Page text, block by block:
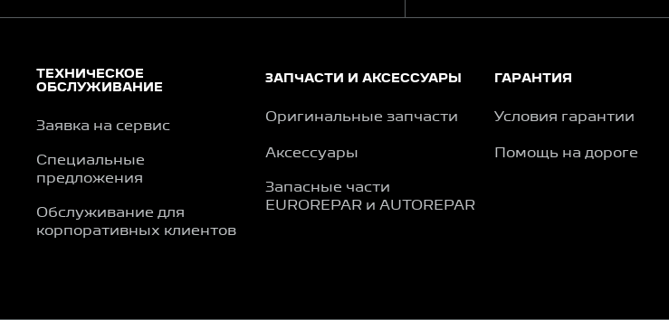
ТЕХНИЧЕСКОЕ
ОБСЛУЖИВАНИЕ
Заявка на сервис
Специальные
предложения
Обслуживание для
корпоративных клиентов
ЗАПЧАСТИ И АКСЕССУАРЫ
Оригинальные запчасти
Аксессуары
Запасные части
EUROREPAR и AUTOREPAR
ГАРАНТИЯ
Условия гарантии
Помощь на дороге